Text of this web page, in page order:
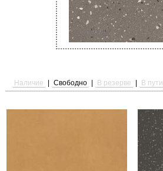
Наличие Свободно В резерве В пути